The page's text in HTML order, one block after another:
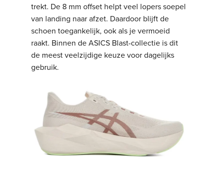
trekt. De 8 mm offset helpt veel lopers soepel
van landing naar afzet. Daardoor blijft de
schoen toegankelijk, ook als je vermoeid
raakt. Binnen de ASICS Blast-collectie is dit
de meest veelzijdige keuze voor dagelijks
gebruik.